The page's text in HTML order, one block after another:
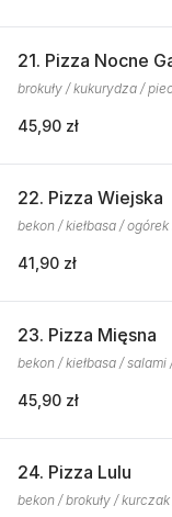
21. Pizza Nocne
brokuły / kukurydza /
45,90 zł
22. Pizza Wiejska
bekon / kiełbasa /
41,90 zł
23. Pizza Mięsna
bekon / kiełbasa /
45,90 zł
24. Pizza Lulu
bekon / brokuły /